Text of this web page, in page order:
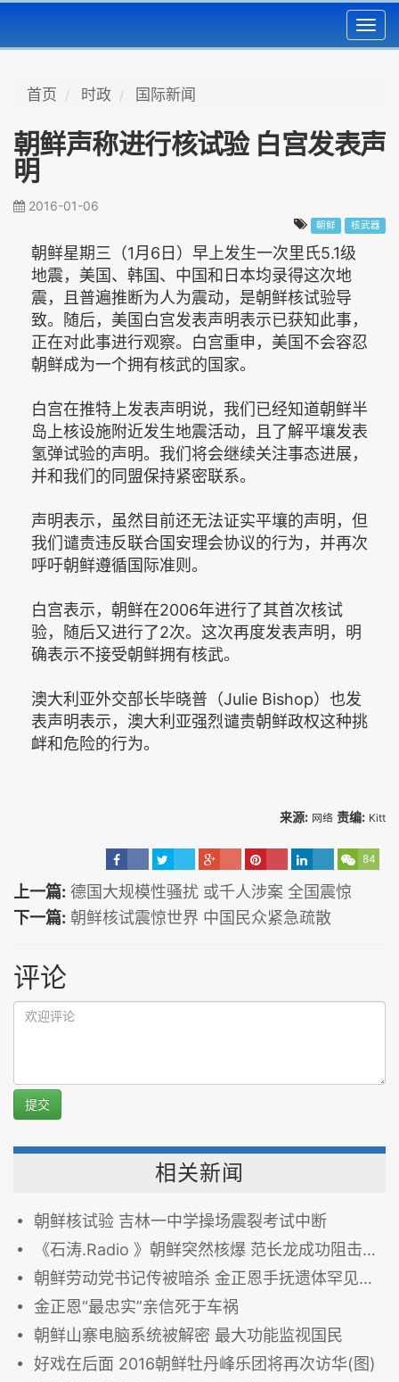
首页 时政 国际新闻
朝鲜声称进行核试验 白宫发表声
明
2016-01-06
朝鲜 核武器
朝鲜星期三（1月6日）早上发生一次里氏5.1级
地震，美国、韩国、中国和日本均录得这次地
震，且普遍推断为人为震动，是朝鲜核试验导
致。随后，美国白宫发表声明表示已获知此事，
正在对此事进行观察。白宫重申，美国不会容忍
朝鲜成为一个拥有核武的国家。
白宫在推特上发表声明说，我们已经知道朝鲜半
岛上核设施附近发生地震活动，且了解平壤发表
氢弹试验的声明。我们将会继续关注事态进展，
并和我们的同盟保持紧密联系。
声明表示，虽然目前还无法证实平壤的声明，但
我们谴责违反联合国安理会协议的行为，并再次
呼吁朝鲜遵循国际准则。
白宫表示，朝鲜在2006年进行了其首次核试
验，随后又进行了2次。这次再度发表声明，明
确表示不接受朝鲜拥有核武。
澳大利亚外交部长毕晓普（Julie Bishop）也发
表声明表示，澳大利亚强烈谴责朝鲜政权这种挑
衅和危险的行为。
来源: 网络 责编: Kitt
84
上一篇: 德国大规模性骚扰 或千人涉案 全国震惊
下一篇: 朝鲜核试震惊世界 中国民众紧急疏散
评论
提交
相关新闻
朝鲜核试验 吉林一中学操场震裂考试中断
《石涛.Radio 》朝鲜突然核爆 范长龙成功阻击刘源 习近平军改受阻
朝鲜劳动党书记传被暗杀 金正恩手抚遗体罕见流泪
金正恩“最忠实”亲信死于车祸
朝鲜山寨电脑系统被解密 最大功能监视国民
好戏在后面 2016朝鲜牡丹峰乐团将再次访华(图)